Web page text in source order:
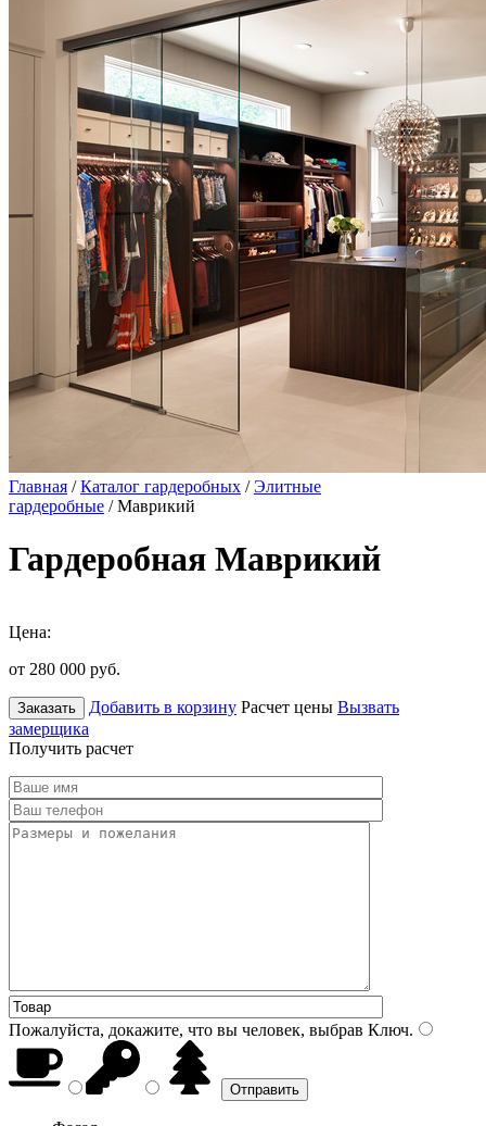
Главная /Каталог гардеробных /Элитные
гардеробные / Маврикий
Гардеробная Маврикий
Цена:
от 280 000 руб.
Заказать Добавить в корзину Расчет цены Вызвать
замерщика
Получить расчет
Пожалуйста, докажите, что вы человек, выбрав Ключ.